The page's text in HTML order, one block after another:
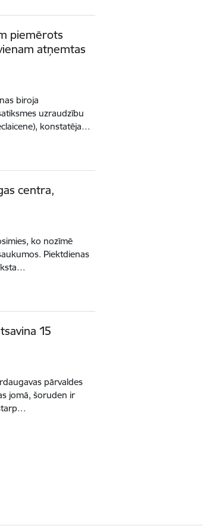
piemērots
atņemtas
biroja
uzraudzību
konstatēja…
centra,
ko nozīmē
Piektdienas
15
pārvaldes
jomā, šoruden ir